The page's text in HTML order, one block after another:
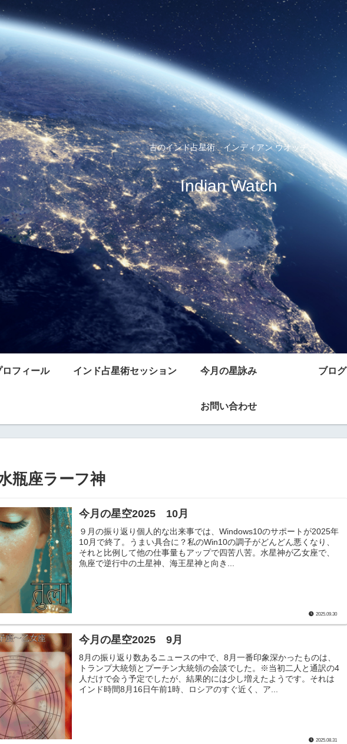
古のインド占星術 インディアン ウオッチ
Indian Watch
ロフィール インド占星術セッション 今月の星詠み ブログ
お問い合わせ
瓶座ラーフ神
今月の星空2025 10月
９月の振り返り個人的な出来事では、Windows10のサポートが2025年
10月で終了。うまい具合に？私のWin10の調子がどんどん悪くなり、
それと比例して他の仕事量もアップで四苦八苦。水星神が乙女座で、
魚座で逆行中の土星神、海王星神と向き...
2025.09.30
今月の星空2025 9月
8月の振り返り数あるニュースの中で、8月一番印象深かったものは、
トランプ大統領とプーチン大統領の会談でした。※当初二人と通訳の4
人だけで会う予定でしたが、結果的には少し増えたようです。それは
インド時間8月16日午前1時、ロシアのすぐ近く、ア...
2025.08.31